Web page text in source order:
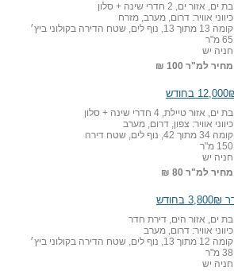
בת ים, אזור ים, 2 חדרי שינה + סלון
כיווני אוויר: דרום, מערב, מזרח
קומה 13 מתוך 13, נוף לים, שטח הדירה בקולוני ביץ׳
65 מ"ר
חניה יש
מחיר למ"ר 100 ₪
בת ים, אזור טיילת, 4 חדרי שינה + סלון
כיווני אוויר: צפון, דרום, מערב
קומה 34 מתוך 42, נוף לים, שטח דירה
150 מ"ר
חניה יש
מחיר למ"ר 80 ₪
בת ים, אזור הים, דירת חדר
כיווני אוויר: דרום, מערב
קומה 12 מתוך 13, נוף לים, שטח הדירה בקולוני ביץ׳
38 מ"ר
חניה יש